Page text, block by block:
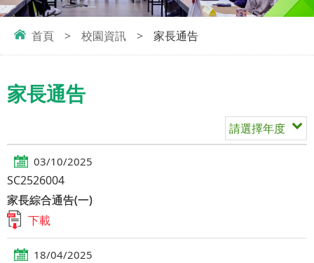
首頁 > 校園資訊 > 家長通告
家長通告
請選擇年度
03/10/2025
SC2526004
家長綜合通告(一)
下載
18/04/2025